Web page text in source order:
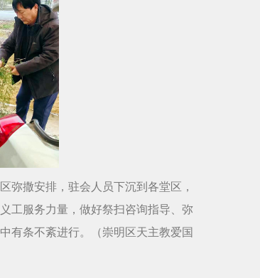
弥撒安排，驻会人员下沉到各堂区，
工服务力量，做好祭扫咨询指导、弥
有条不紊进行。（崇明区天主教爱国